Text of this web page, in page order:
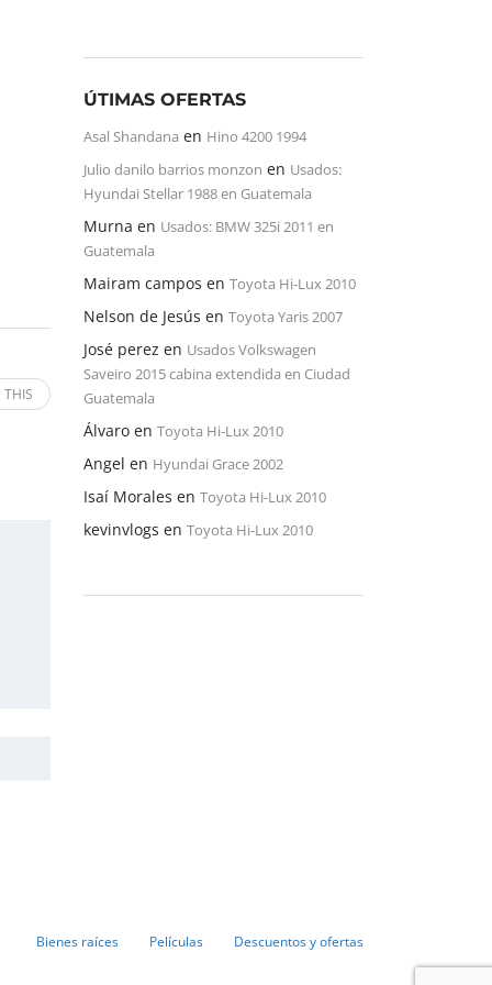
THIS
ÚTIMAS OFERTAS
Asal Shandana en Hino 4200 1994
Julio danilo barrios monzon en Usados:
Hyundai Stellar 1988 en Guatemala
Murna en Usados: BMW 325i 2011 en
Guatemala
Mairam campos en Toyota Hi-Lux 2010
Nelson de Jesús en Toyota Yaris 2007
José perez en Usados Volkswagen
Saveiro 2015 cabina extendida en Ciudad
Guatemala
Álvaro en Toyota Hi-Lux 2010
Angel en Hyundai Grace 2002
Isaí Morales en Toyota Hi-Lux 2010
kevinvlogs en Toyota Hi-Lux 2010
Bienes raíces Películas Descuentos y ofertas